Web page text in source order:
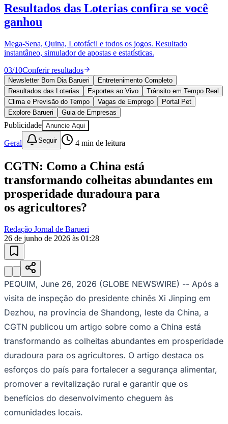
Sport
Resultados das Loterias confira se você
ganhou
Mega-Sena, Quina, Lotofácil e todos os jogos. Resultado
instantâneo, simulador de apostas e estatísticas.
03/10Conferir resultados
Newsletter Bom Dia Barueri
Entretenimento Completo
Resultados das Loterias
Esportes ao Vivo
Trânsito em Tempo Real
Clima e Previsão do Tempo
Vagas de Emprego
Portal Pet
Explore Barueri
Guia de Empresas
Publicidade Anuncie Aqui
Geral Seguir 4 min de leitura
CGTN: Como a China está
transformando colheitas abundantes em
prosperidade duradoura para
os agricultores?
Redação Jornal de Barueri
26 de junho de 2026 às 01:28
PEQUIM, June 26, 2026 (GLOBE NEWSWIRE) -- Após a
visita de inspeção do presidente chinês Xi Jinping em
Dezhou, na província de Shandong, leste da China, a
CGTN publicou um artigo sobre como a China está
transformando as colheitas abundantes em prosperidade
duradoura para os agricultores. O artigo destaca os
esforços do país para fortalecer a segurança alimentar,
promover a revitalização rural e garantir que os
benefícios do desenvolvimento cheguem às
comunidades locais.